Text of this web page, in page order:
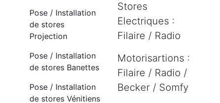
Pose / Installation
de stores
Projection
Pose / Installation
de stores Banettes
Pose / Installation
de stores Vénitiens
Stores
Electriques :
Filaire / Radio
Motorisartions :
Filaire / Radio /
Becker / Somfy